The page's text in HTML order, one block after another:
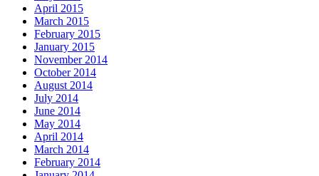
April 2015
March 2015
February 2015
January 2015
November 2014
October 2014
August 2014
July 2014
June 2014
May 2014
April 2014
March 2014
February 2014